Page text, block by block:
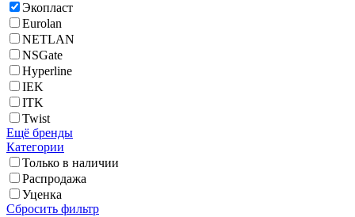
Экопласт
Eurolan
NETLAN
NSGate
Hyperline
IEK
ITK
Twist
Ещё бренды
Категории
Только в наличии
Распродажа
Уценка
Сброcить фильтр